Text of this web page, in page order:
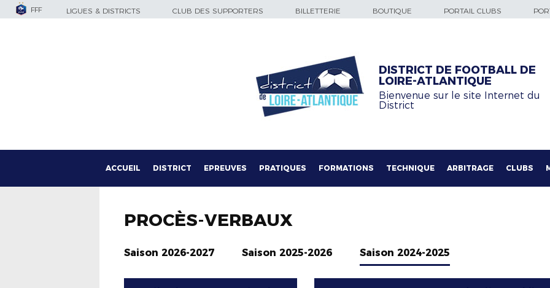
FFF LIGUES & DISTRICTS CLUB DES SUPPORTERS BILLETTERIE BOUTIQUE PORTAIL CLUBS
DISTRICT DE FOOTBALL DE
LOIRE-ATLANTIQUE
Bienvenue sur le site Internet du
District
ACCUEIL DISTRICT EPREUVES PRATIQUES FORMATIONS TECHNIQUE ARBITRAGE CLUBS
PROCÈS-VERBAUX
Saison 2026-2027 Saison 2025-2026 Saison 2024-2025